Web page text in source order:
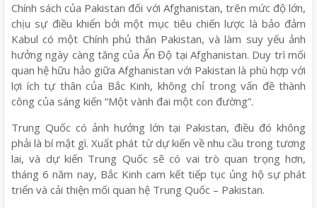
Chính sách của Pakistan đối với Afghanistan, trên mức độ lớn,
chịu sự điều khiển bởi một mục tiêu chiến lược là bảo đảm
Kabul có một Chính phủ thân Pakistan, và làm suy yếu ảnh
hưởng ngày càng tăng của Ấn Độ tại Afghanistan. Duy trì mối
quan hệ hữu hảo giữa Afghanistan với Pakistan là phù hợp với
lợi ích tự thân của Bắc Kinh, không chỉ trong vấn đề thành
công của sáng kiến “Một vành đai một con đường”.
Trung Quốc có ảnh hưởng lớn tại Pakistan, điều đó không
phải là bí mật gì. Xuất phát từ dự kiến về nhu cầu trong tương
lai, và dự kiến Trung Quốc sẽ có vai trò quan trọng hơn,
tháng 6 năm nay, Bắc Kinh cam kết tiếp tục ủng hộ sự phát
triển và cải thiện mối quan hệ Trung Quốc – Pakistan.